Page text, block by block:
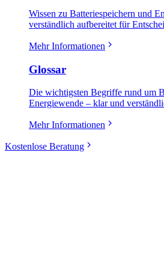
Wissen zu Batteriespeichern und
verständlich aufbereitet für
Mehr Informationen
Glossar
Die wichtigsten Begriffe rund um
Energiewende – klar und
Mehr Informationen
Kostenlose Beratung